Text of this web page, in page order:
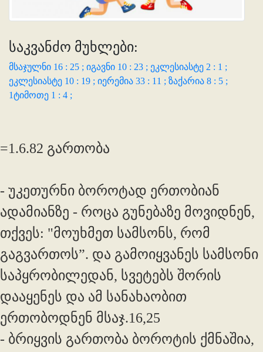
საკვანძო მუხლები:
მსაჯულნი 16 : 25 ; იგავნი 10 : 23 ; ეკლესიასტე 2 : 1 ;
ეკლესიასტე 10 : 19 ; იერემია 33 : 11 ; ზაქარია 8 : 5 ;
1ტიმოთე 1 : 4 ;
=1.6.82 გართობა
- უკეთურნი ბოროტად ერთობიან
ადამიანზე - როცა გუნებაზე მოვიდნენ,
თქვეს: "მოუხმეთ სამსონს, რომ
გაგვართოს”. და გამოიყვანეს სამსონი
საპყრობილედან, სვეტებს შორის
დააყენეს და ამ სანახაობით
ერთობოდნენ მსაჯ.16,25
- ბრიყვის გართობა ბოროტის ქმნაშია,